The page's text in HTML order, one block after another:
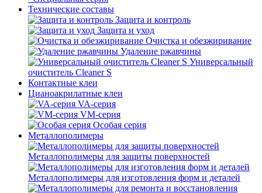
Технические составы
Защита и контроль
Защита и уход
Очистка и обезжиривание
Удаление ржавчины
Универсальный
очиститель Cleaner S
Контактные клеи
Цианоакрилатные клеи
VA-серия
VM-серия
Особая серия
Металлополимеры
Металлополимеры для защиты поверхностей
Металлополимеры для изготовления форм и деталей